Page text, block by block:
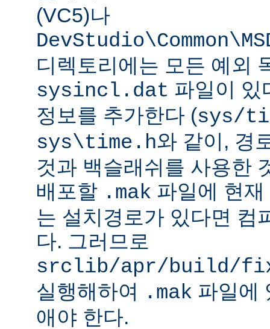
(VC5)나
디렉토리에는 모든 예외
sysincl.dat 파일이 있
정보를 추가한다 (sys/
sys\time.h와 같이, 경
것과 백슬래쉬를 사용한
배포할 .mak 파일에 현
는 설치경로가 있다면 컴
다. 그러므로
srclib/apr/build/
실행해하여 .mak 파일에
애야 한다.